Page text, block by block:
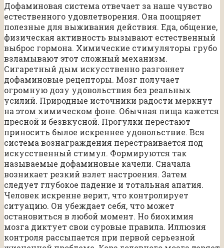
Дофаминовая система отвечает за наше чувство
естественного удовлетворения. Она поощряет
полезные для выживания действия. Еда, общение,
физическая активность вызывают естественный
выброс гормона. Химические стимуляторы грубо
взламывают этот сложный механизм.
Сигаретный дым искусственно разгоняет
дофаминовые рецепторы. Мозг получает
огромную дозу удовольствия без реальных
усилий. Природные источники радости меркнут
на этом химическом фоне. Обычная пища кажется
пресной и безвкусной. Прогулки перестают
приносить былое искреннее удовольствие. Вся
система вознаграждения перестраивается под
искусственный стимул. Формируются так
называемые дофаминовые качели. Сначала
возникает резкий взлет настроения. Затем
следует глубокое падение и тотальная апатия.
Человек искренне верит, что контролирует
ситуацию. Он убеждает себя, что может
остановиться в любой момент. Но биохимия
мозга диктует свои суровые правила. Иллюзия
контроля рассыпается при первой серьезной